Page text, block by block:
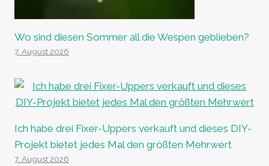
Wo sind diesen Sommer all die Wespen geblieben?
7. August 2026
Ich habe drei Fixer-Uppers verkauft und dieses DIY-
Projekt bietet jedes Mal den größten Mehrwert
7. August 2026